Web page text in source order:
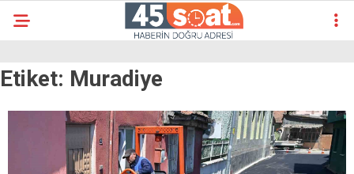
Etiket: Muradiye